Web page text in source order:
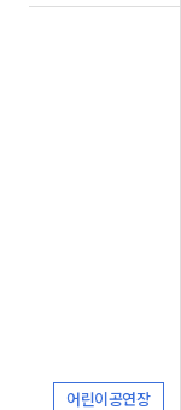
어린이공연장